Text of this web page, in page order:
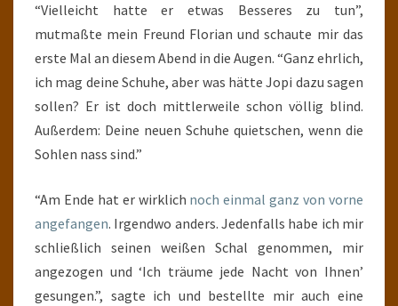
“Vielleicht hatte er etwas Besseres zu tun”,
mutmaßte mein Freund Florian und schaute mir das
erste Mal an diesem Abend in die Augen. “Ganz ehrlich,
ich mag deine Schuhe, aber was hätte Jopi dazu sagen
sollen? Er ist doch mittlerweile schon völlig blind.
Außerdem: Deine neuen Schuhe quietschen, wenn die
Sohlen nass sind.”
“Am Ende hat er wirklich noch einmal ganz von vorne
angefangen. Irgendwo anders. Jedenfalls habe ich mir
schließlich seinen weißen Schal genommen, mir
angezogen und ‘Ich träume jede Nacht von Ihnen’
gesungen.”, sagte ich und bestellte mir auch eine